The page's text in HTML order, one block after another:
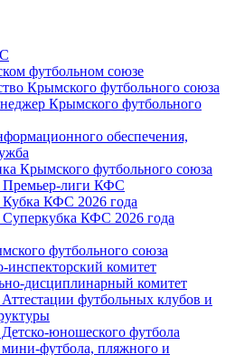
футбольном союзе
Крымского футбольного союза
Крымского футбольного
обеспечения,
Крымского футбольного союза
Премьер-лиги КФС
КФС 2026 года
КФС 2026 года
футбольного союза
инспекторский комитет
дисциплинарный комитет
футбольных клубов и
юношеского футбола
футбола, пляжного и